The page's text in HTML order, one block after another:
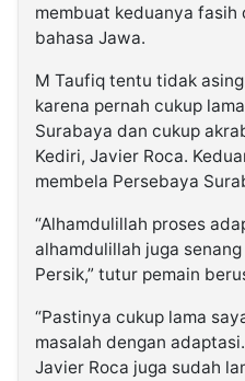
membuat keduanya fasih
bahasa Jawa.
M Taufiq tentu tidak
karena pernah cukup
Surabaya dan cukup
Kediri, Javier Roca.
membela Persebaya
“Alhamdulillah proses
alhamdulillah juga
Persik,” tutur pemain
“Pastinya cukup lama
masalah dengan
Javier Roca juga sudah